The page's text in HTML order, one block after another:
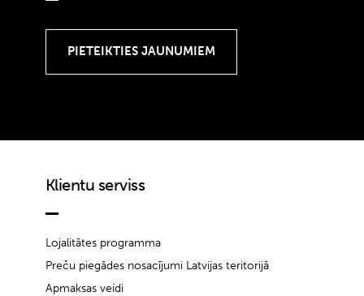
Klientu serviss
Lojalitātes programma
Preču piegādes nosacījumi Latvijas teritorijā
Apmaksas veidi